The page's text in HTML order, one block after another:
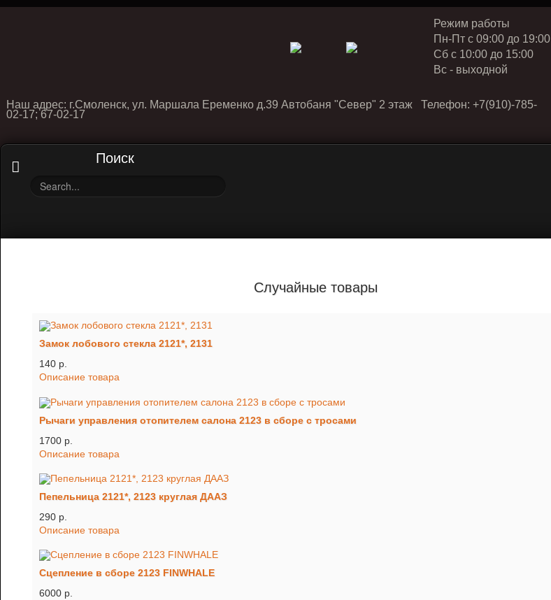
Режим работы
Пн-Пт с 09:00 до 19:00
Cб с 10:00 до 15:00
Вс - выходной
Наш адрес: г.Смоленск, ул. Маршала Еременко д.39 Автобаня "Север" 2 этаж Телефон: +7(910)-785-
02-17; 67-02-17
Поиск
Случайные товары
Замок лобового стекла 2121*, 2131
140 p.
Описание товара
Рычаги управления отопителем салона 2123 в сборе с тросами
1700 p.
Описание товара
Пепельница 2121*, 2123 круглая ДААЗ
290 p.
Описание товара
Сцепление в сборе 2123 FINWHALE
6000 p.